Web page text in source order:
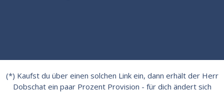
(*) Kaufst du über einen solchen Link ein, dann erhält der Herr
Dobschat ein paar Prozent Provision - für dich ändert sich